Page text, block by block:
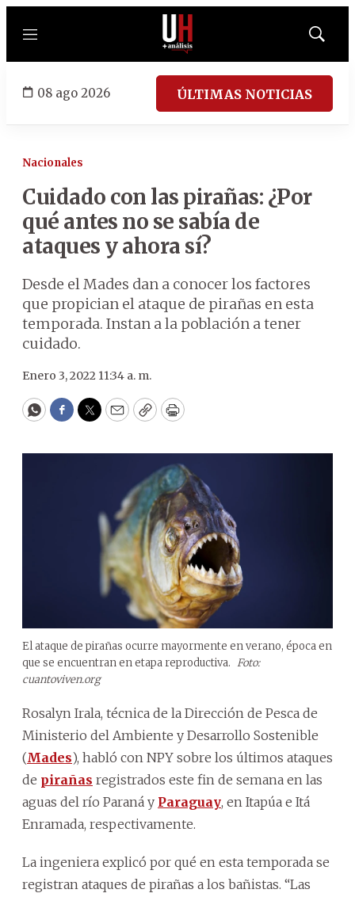
Menú
Mostrar
08 ago 2026 ÚLTIMAS NOTICIAS
Nacionales
Cuidado con las pirañas: ¿Por
qué antes no se sabía de
ataques y ahora sí?
Desde el Mades dan a conocer los factores
que propician el ataque de pirañas en esta
temporada. Instan a la población a tener
cuidado.
Enero 3, 2022 11:34 a. m.
WhatsApp
Facebook
Twitter
EmailCopyPrint
El ataque de pirañas ocurre mayormente en verano, época en
que se encuentran en etapa reproductiva. Foto:
cuantoviven.org
Rosalyn Irala, técnica de la Dirección de Pesca de
Ministerio del Ambiente y Desarrollo Sostenible
(Mades), habló con NPY sobre los últimos ataques
de pirañas registrados este fin de semana en las
aguas del río Paraná y Paraguay, en Itapúa e Itá
Enramada, respectivamente.
La ingeniera explicó por qué en esta temporada se
registran ataques de pirañas a los bañistas. “Las